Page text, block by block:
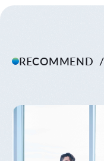
RECOMMEND